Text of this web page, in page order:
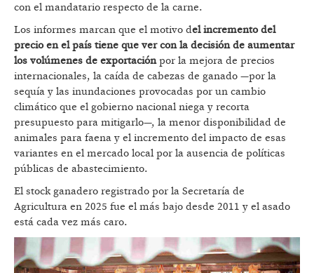
con el mandatario respecto de la carne.
Los informes marcan que el motivo del incremento del
precio en el país tiene que ver con la decisión de aumentar
los volúmenes de exportaciónpor la mejora de precios
internacionales, la caída de cabezas de ganado —por la
sequía y las inundaciones provocadas por un cambio
climático que el gobierno nacional niega y recorta
presupuesto para mitigarlo—, la menor disponibilidad de
animales para faena y el incremento del impacto de esas
variantes en el mercado local por la ausencia de políticas
públicas de abastecimiento.
El stock ganadero registrado por la Secretaría de
Agricultura en 2025 fue el más bajo desde 2011 y el asado
está cada vez más caro.